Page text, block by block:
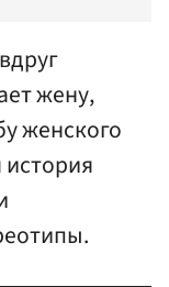
жену,
женского